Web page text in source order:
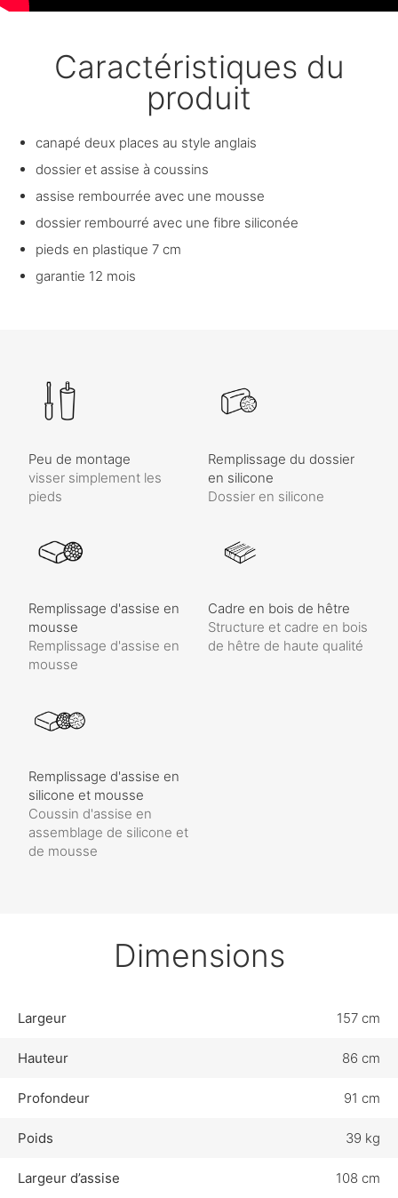
Caractéristiques du
produit
canapé deux places au style anglais
dossier et assise à coussins
assise rembourrée avec une mousse
dossier rembourré avec une fibre siliconée
pieds en plastique 7 cm
garantie 12 mois
Peu de montage
visser simplement les
pieds
Remplissage du dossier
en silicone
Dossier en silicone
Remplissage d'assise en
mousse
Remplissage d'assise en
mousse
Cadre en bois de hêtre
Structure et cadre en bois
de hêtre de haute qualité
Remplissage d'assise en
silicone et mousse
Coussin d'assise en
assemblage de silicone et
de mousse
Dimensions
Largeur 157 cm
Hauteur 86 cm
Profondeur 91 cm
Poids 39 kg
Largeur d’assise 108 cm